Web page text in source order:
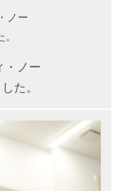
・ノー
た。